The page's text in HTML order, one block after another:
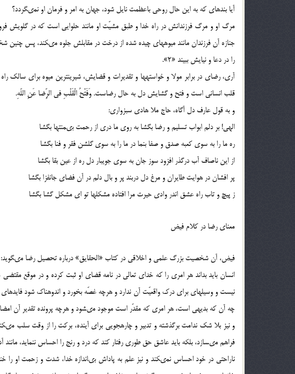
آیا بنده‏اى که به این حال روحى باعظمت نایل شود، جهان به امر و فرمان او نمى‏گردد؟
مرگ او و مرگ فرزندانش در راه خدا و طبق مشیّت او مانند حلوایى است که در گلویش
جنازه آن فرزندان مانند میوه‏هاى چیده شده از درخت در مقابلش جلوه مى‏کند، پس چنین
را در دعا و نیایش ببیند «2».
آرى، رضاى در برابر مولا و خواسته‏ها و تقدیرات و قضایش، شیرین‏ترین میوه براى
قلب انسانى است و فتح و گشایش دل به حال رضاست. وَفَتْحُ الْقَلْبِ فى الرِّضا عَنِ اللّهِ.
و به قول عارف دل آگاه، حاج ملا هادى سبزوارى:
الهى! بر دلم ابواب تسلیم و رضا بگشا به روى ما درى از رحمت بى‏منتها بگشا
ره ما را به سوى کعبه صدق و صفا بنما در ما را به سوى گلشن فقر و فنا بگشا
از این ناصاف آب درگذر افزود سوز جان‏ به سوى جویبار دل ره از عین بقا بگشا
پر افشان در هوایت طایران و مرغ دل دربند پر و بال دلم در آن فضاى جانفزا بگشا
ز پیچ و تاب راه عشق اندر وادى حیرت‏ مرا افتاده مشکل‏ها تو اى مشکل گشا بگشا
معناى رضا در کلام فیض‏
فیض، آن شخصیت بزرگ علمى و اخلاقى در کتاب «الحقایق» درباره تحصیل رضا مى‏گوید:
انسان باید بداند هر امرى را که خداى تعالى در نامه قضاى او ثبت کرده و در موقع
نیست و وسیله‏اى براى درک واقعیّت آن ندارد و هرچه غصّه بخورد و اندوهناک شود فایده‏اى
چه آن که بدیهى است، هر امرى که مقدّر است موجود مى‏شود و هرچه پرونده تقدیر آن
و نیز بلا شک ندامت برگذشته و تدبیر و چاره‏جویى براى آینده، برکت را از وقت سلب
فراهم مى‏سازد، بلکه باید عاشق حق طورى رفتار کند که درد و رنج را احساس ننماید،
ناراحتى در خود احساس نمى‏کند و نیز علم به پاداش بى‏اندازه خدا، شدت و زحمت او